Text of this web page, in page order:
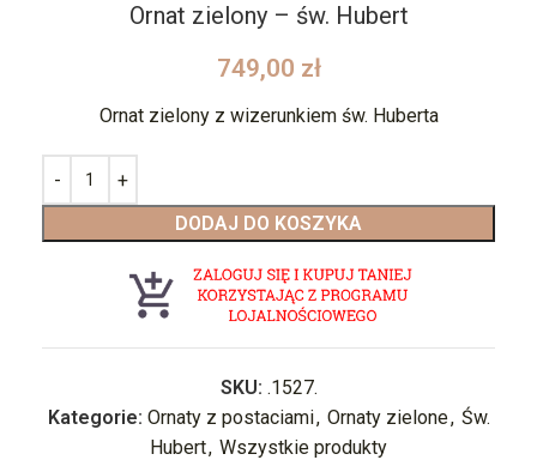
Ornat zielony – św. Hubert
749,00 zł
Ornat zielony z wizerunkiem św. Huberta
DODAJ DO KOSZYKA
SKU: .1527.
Kategorie: Ornaty z postaciami, Ornaty zielone, Św.
Hubert, Wszystkie produkty